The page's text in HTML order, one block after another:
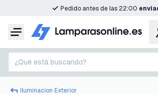
Pedido antes de las 22:00
Menú
¿Qué está buscando?
Iluminacion Exterior